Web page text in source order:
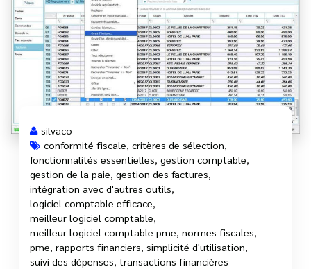
silvaco
conformité fiscale, critères de sélection,
fonctionnalités essentielles, gestion comptable,
gestion de la paie, gestion des factures,
intégration avec d'autres outils,
logiciel comptable efficace,
meilleur logiciel comptable,
meilleur logiciel comptable pme, normes fiscales,
pme, rapports financiers, simplicité d'utilisation,
suivi des dépenses, transactions financières